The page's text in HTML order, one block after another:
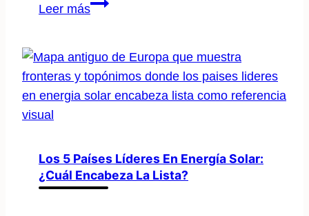
Leer más
la
energía
solar:
son
Los 5 Países Líderes En Energía Solar:
¿cuál Encabeza La Lista?